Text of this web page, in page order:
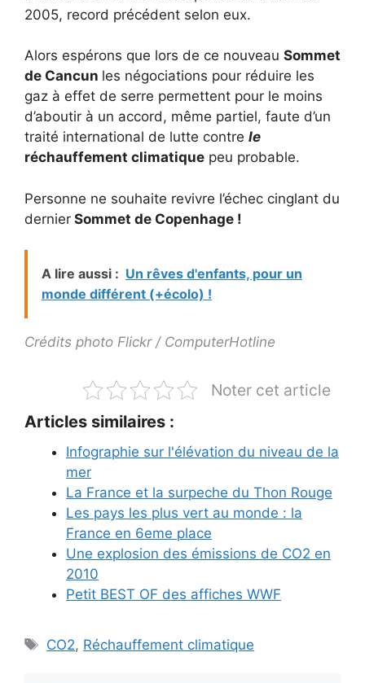
2005, record précédent selon eux.
Alors espérons que lors de ce nouveau Sommet
de Cancun les négociations pour réduire les
gaz à effet de serre permettent pour le moins
d’aboutir à un accord, même partiel, faute d’un
traité international de lutte contre le
réchauffement climatique peu probable.
Personne ne souhaite revivre l’échec cinglant du
dernier Sommet de Copenhage !
A lire aussi : Un rêves d'enfants, pour un
monde différent (+écolo) !
Crédits photo Flickr / ComputerHotline
Noter cet article
Articles similaires :
Infographie sur l'élévation du niveau de la
mer
La France et la surpeche du Thon Rouge
Les pays les plus vert au monde : la
France en 6eme place
Une explosion des émissions de CO2 en
2010
Petit BEST OF des affiches WWF
Étiquettes
CO2, Réchauffement climatique